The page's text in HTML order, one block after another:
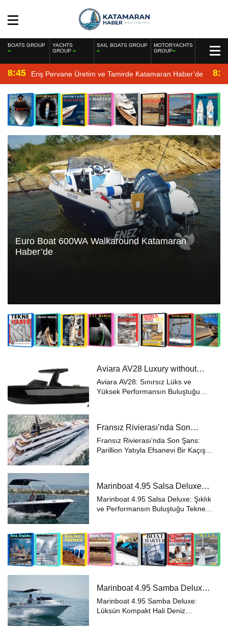
BOATS GROUP
YACHTS
GROUP
SAIL BOATS GROUP
MOTORYACHTS
GROUP
8:45 Eriş Pervane Üretim ve Tamirde Katamaran Haber’de
Euro Boat 600WA Walkaround Katamaran
Haber’de
Aviara AV28 Luxury without
Limits” Prensibiyle Denizde
Yeni Bir Dönem
Aviara AV28: Sınırsız Lüks ve
Yüksek Performansın Buluştuğu
taşıyor. “Luxury without Limits”
(Sınırsız Lüks) p...
Fransız Rivierası’nda Son
Şans: 48 Metrelik Parillion ile
Mükemmel Bir Yat Tatili
Fransız Rivierası’nda Son Şans:
Parillion Yatıyla Efsanevi Bir Kaçış
bir deniz yolculuğuna ...
Marinboat 4.95 Salsa Deluxe
Özellikleri ve Fiyatları – A Sınıfı
Lüks Tekne
Marinboat 4.95 Salsa Deluxe: Şıklık
ve Performansın Buluştuğu Tekne
Deluxe, A sınıfı sertifikasyonu ve
premium donanımıyla küçük
boyut...
Marinboat 4.95 Samba Deluxe
Özellikleri ve Fiyatları – A Sınıfı
Lüks Tekne
Marinboat 4.95 Samba Deluxe:
Lüksün Kompakt Hali Deniz